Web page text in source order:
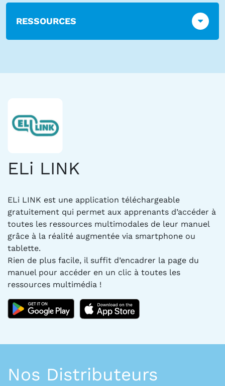
RESSOURCES
ELi LINK
ELi LINK est une application téléchargeable
gratuitement qui permet aux apprenants d’accéder à
toutes les ressources multimodales de leur manuel
grâce à la réalité augmentée via smartphone ou
tablette.
Rien de plus facile, il suffit d’encadrer la page du
manuel pour accéder en un clic à toutes les
ressources multimédia !
Nos Distributeurs